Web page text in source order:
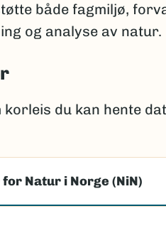
både fagmiljø,
og analyse av natur.
du kan hente
Natur i Norge (NiN)